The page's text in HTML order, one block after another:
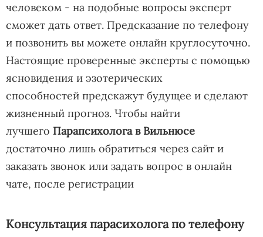
человеком - на подобные вопросы эксперт
сможет дать ответ. Предсказание по телефону
и позвонить вы можете онлайн круглосуточно.
Настоящие проверенные эксперты с помощью
ясновидения и эзотерических
способностей предскажут будущее и сделают
жизненный прогноз. Чтобы найти
лучшего Парапсихолога в Вильнюсе
достаточно лишь обратиться через сайт и
заказать звонок или задать вопрос в онлайн
чате, после регистрации
Консультация парасихолога по телефону